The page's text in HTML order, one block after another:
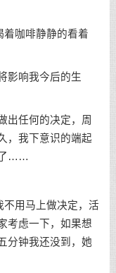
着咖啡静静的看着
影响我今后的生
出任何的决定，周
，我下意识的端起
了……
不用马上做决定，活
考虑一下，如果想
分钟我还没到，她